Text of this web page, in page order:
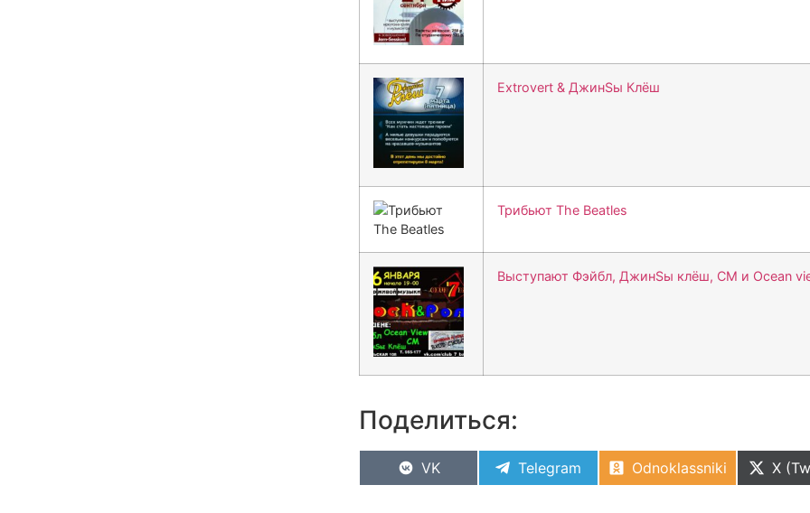
Extrovert & ДжинSы Клёш
Трибьют The Beatles
Выступают Фэйбл, ДжинSы клёш, СМ и Ocean
Поделиться:
VK Telegram Odnoklassniki X